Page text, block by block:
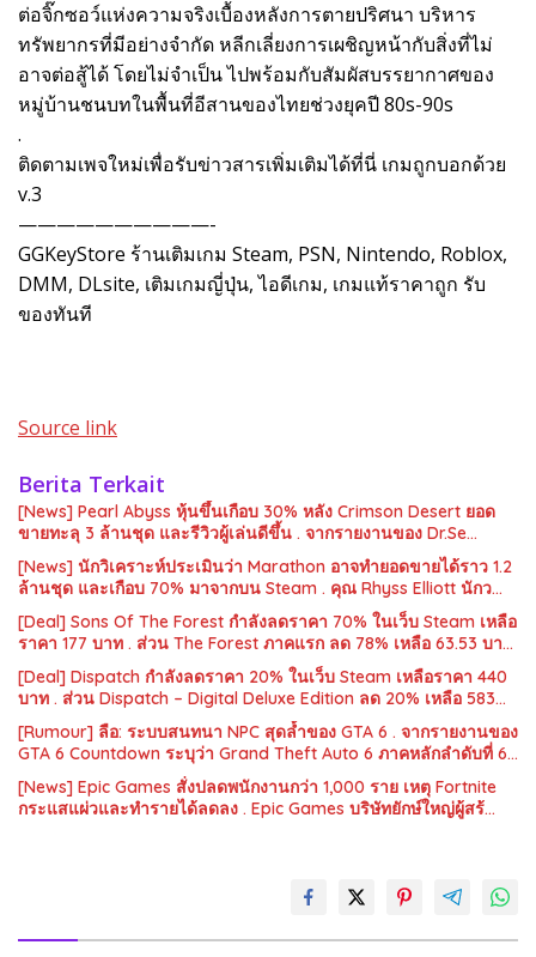
ต่อจิ๊กซอว์แห่งความจริงเบื้องหลังการตายปริศนา บริหาร
ทรัพยากรที่มีอย่างจำกัด หลีกเลี่ยงการเผชิญหน้ากับสิ่งที่ไม่
อาจต่อสู้ได้ โดยไม่จำเป็น ไปพร้อมกับสัมผัสบรรยากาศของ
หมู่บ้านชนบทในพื้นที่อีสานของไทยช่วงยุคปี 80s-90s
.
ติดตามเพจใหม่เพื่อรับข่าวสารเพิ่มเติมได้ที่นี่ เกมถูกบอกด้วย
v.3
——————————-
GGKeyStore ร้านเติมเกม Steam, PSN, Nintendo, Roblox,
DMM, DLsite, เติมเกมญี่ปุ่น, ไอดีเกม, เกมแท้ราคาถูก รับ
ของทันที
Source link
Berita Terkait
[News] Pearl Abyss หุ้นขึ้นเกือบ 30% หลัง Crimson Desert ยอด
ขายทะลุ 3 ล้านชุด และรีวิวผู้เล่นดีขึ้น . จากรายงานของ Dr.Se…
[News] นักวิเคราะห์ประเมินว่า Marathon อาจทำยอดขายได้ราว 1.2
ล้านชุด และเกือบ 70% มาจากบน Steam . คุณ Rhyss Elliott นักว…
[Deal] Sons Of The Forest กำลังลดราคา 70% ในเว็บ Steam เหลือ
ราคา 177 บาท . ส่วน The Forest ภาคแรก ลด 78% เหลือ 63.53 บา…
[Deal] Dispatch กำลังลดราคา 20% ในเว็บ Steam เหลือราคา 440
บาท . ส่วน Dispatch – Digital Deluxe Edition ลด 20% เหลือ 583…
[Rumour] ลือ: ระบบสนทนา NPC สุดล้ำของ GTA 6 . จากรายงานของ
GTA 6 Countdown ระบุว่า Grand Theft Auto 6 ภาคหลักลำดับที่ 6…
[News] Epic Games สั่งปลดพนักงานกว่า 1,000 ราย เหตุ Fortnite
กระแสแผ่วและทำรายได้ลดลง . Epic Games บริษัทยักษ์ใหญ่ผู้สร้…